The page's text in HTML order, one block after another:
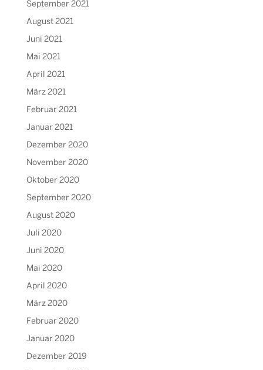
September 2021
August 2021
Juni 2021
Mai 2021
April 2021
März 2021
Februar 2021
Januar 2021
Dezember 2020
November 2020
Oktober 2020
September 2020
August 2020
Juli 2020
Juni 2020
Mai 2020
April 2020
März 2020
Februar 2020
Januar 2020
Dezember 2019